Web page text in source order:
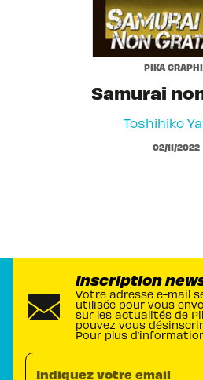
PIKA
Samurai
Toshihiko
02/11/2022
Inscription
Votre adresse e-mail
utilisée pour vous
sur les actualités de
pouvez vous
Pour plus
Indiquez votre email